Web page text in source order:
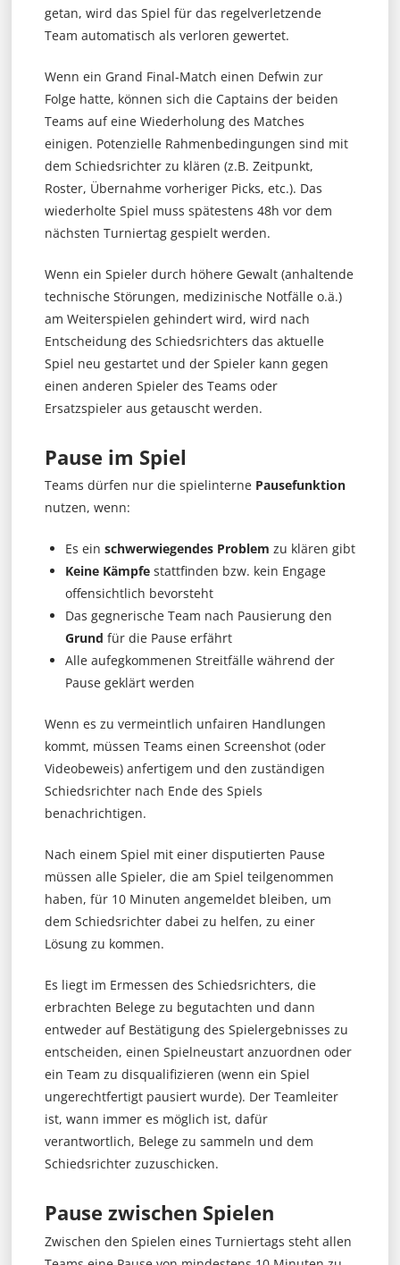
getan, wird das Spiel für das regelverletzende
Team automatisch als verloren gewertet.
Wenn ein Grand Final-Match einen Defwin zur
Folge hatte, können sich die Captains der beiden
Teams auf eine Wiederholung des Matches
einigen. Potenzielle Rahmenbedingungen sind mit
dem Schiedsrichter zu klären (z.B. Zeitpunkt,
Roster, Übernahme vorheriger Picks, etc.). Das
wiederholte Spiel muss spätestens 48h vor dem
nächsten Turniertag gespielt werden.
Wenn ein Spieler durch höhere Gewalt (anhaltende
technische Störungen, medizinische Notfälle o.ä.)
am Weiterspielen gehindert wird, wird nach
Entscheidung des Schiedsrichters das aktuelle
Spiel neu gestartet und der Spieler kann gegen
einen anderen Spieler des Teams oder
Ersatzspieler aus getauscht werden.
Pause im Spiel
Teams dürfen nur die spielinterne Pausefunktion
nutzen, wenn:
Es ein schwerwiegendes Problem zu klären gibt
Keine Kämpfestattfinden bzw. kein Engage
offensichtlich bevorsteht
Das gegnerische Team nach Pausierung den
Grund für die Pause erfährt
Alle aufegkommenen Streitfälle während der
Pause geklärt werden
Wenn es zu vermeintlich unfairen Handlungen
kommt, müssen Teams einen Screenshot (oder
Videobeweis) anfertigem und den zuständigen
Schiedsrichter nach Ende des Spiels
benachrichtigen.
Nach einem Spiel mit einer disputierten Pause
müssen alle Spieler, die am Spiel teilgenommen
haben, für 10 Minuten angemeldet bleiben, um
dem Schiedsrichter dabei zu helfen, zu einer
Lösung zu kommen.
Es liegt im Ermessen des Schiedsrichters, die
erbrachten Belege zu begutachten und dann
entweder auf Bestätigung des Spielergebnisses zu
entscheiden, einen Spielneustart anzuordnen oder
ein Team zu disqualifizieren (wenn ein Spiel
ungerechtfertigt pausiert wurde). Der Teamleiter
ist, wann immer es möglich ist, dafür
verantwortlich, Belege zu sammeln und dem
Schiedsrichter zuzuschicken.
Pause zwischen Spielen
Zwischen den Spielen eines Turniertags steht allen